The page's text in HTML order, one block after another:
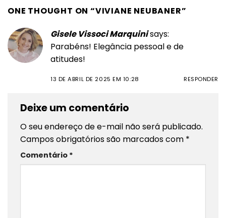
ONE THOUGHT ON “VIVIANE NEUBANER”
Gisele Vissoci Marquinisays:
Parabéns! Elegância pessoal e de
atitudes!
13 DE ABRIL DE 2025 EM 10:28 RESPONDER
Deixe um comentário
O seu endereço de e-mail não será publicado.
Campos obrigatórios são marcados com *
Comentário *